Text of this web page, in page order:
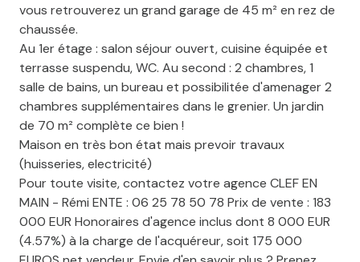
vous retrouverez un grand garage de 45 m² en rez de
chaussée.
Au 1er étage : salon séjour ouvert, cuisine équipée et
terrasse suspendu, WC. Au second : 2 chambres, 1
salle de bains, un bureau et possibilitée d'amenager 2
chambres supplémentaires dans le grenier. Un jardin
de 70 m² complète ce bien !
Maison en très bon état mais prevoir travaux
(huisseries, electricité)
Pour toute visite, contactez votre agence CLEF EN
MAIN - Rémi ENTE : 06 25 78 50 78 Prix de vente : 183
000 EUR Honoraires d'agence inclus dont 8 000 EUR
(4.57%) à la charge de l'acquéreur, soit 175 000